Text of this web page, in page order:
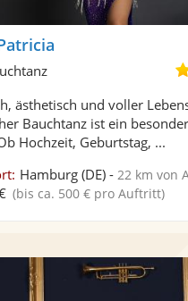
ästhetisch und voller
Bauchtanz ist ein
Hochzeit, Geburtstag, ...
Hamburg (DE) - 22 km von
(bis ca. 500 € pro Auftritt)